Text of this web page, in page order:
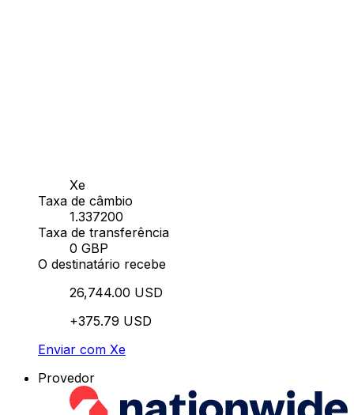
Xe
Taxa de câmbio
1.337200
Taxa de transferência
0 GBP
O destinatário recebe
26,744.00 USD
+375.79 USD
Enviar com Xe
Provedor